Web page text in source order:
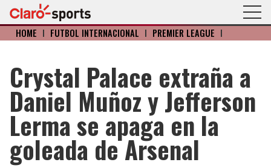
HOME I FÚTBOL INTERNACIONAL I PREMIER LEAGUE I
Crystal Palace extraña a
Daniel Muñoz y Jefferson
Lerma se apaga en la
goleada de Arsenal